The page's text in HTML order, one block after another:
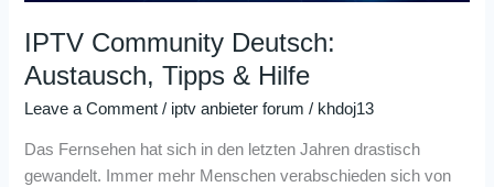
IPTV Community Deutsch:
Austausch, Tipps & Hilfe
Leave a Comment / iptv anbieter forum / khdoj13
Das Fernsehen hat sich in den letzten Jahren drastisch
gewandelt. Immer mehr Menschen verabschieden sich von